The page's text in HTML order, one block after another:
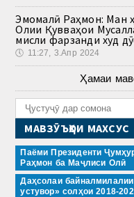
Эмомалӣ Раҳмон: Ман
Олии Қувваҳои
мисли фарзанди худ
🕔 11:27, 3.Апр 2024
Ҳамаи
МАВЗӮЪҲОИ МАХСУС
Паёми Президенти
Раҳмон ба Маҷлиси Олӣ
Даҳсолаи
устувор» солҳои 2018-